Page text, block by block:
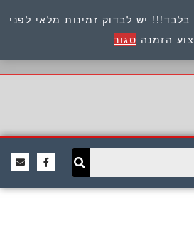
יש לבדוק זמינות מלאי לפני
הזמנה סגור
כתובת : היוזמים 9 אור יהודה שירות לקוחות 054-
8945722